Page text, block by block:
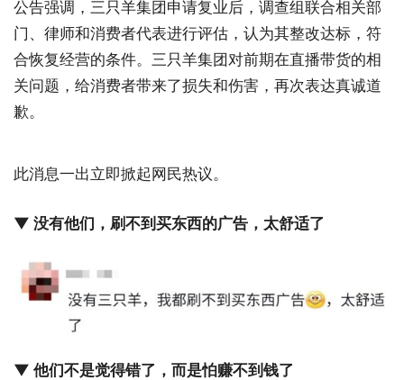
公告强调，三只羊集团申请复业后，调查组联合相关部
门、律师和消费者代表进行评估，认为其整改达标，符
合恢复经营的条件。三只羊集团对前期在直播带货的相
关问题，给消费者带来了损失和伤害，再次表达真诚道
歉。
此消息一出立即掀起网民热议。
▼ 没有他们，刷不到买东西的广告，太舒适了
▼ 他们不是觉得错了，而是怕赚不到钱了